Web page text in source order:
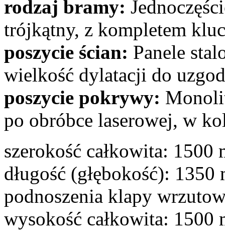
rodzaj bramy:
trójkątny, z kompletem
poszycie ścian: Panele
wielkość dylatacji do
poszycie pokrywy:
po obróbce laserowej, w
szerokość całkowita: 1500
długość (głębokość):
podnoszenia klapy
wysokość całkowita: 1500